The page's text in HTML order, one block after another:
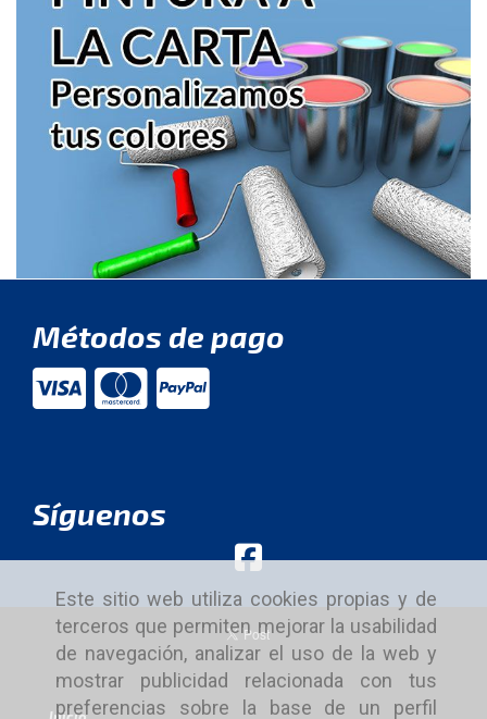
Este sitio web utiliza cookies propias y de
terceros que permiten mejorar la usabilidad
de navegación, analizar el uso de la web y
mostrar publicidad relacionada con tus
preferencias sobre la base de un perfil
Métodos de pago
Síguenos